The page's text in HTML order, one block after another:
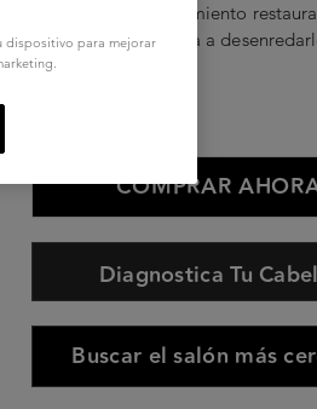
cremosa es un tratamiento
el cabello que ayuda a
Seguir leyendo
COMPRAR
Diagnostica Tu
Buscar el salón más
dispositivo para mejorar